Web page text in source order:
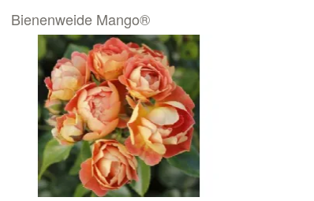
Bienenweide Mango®